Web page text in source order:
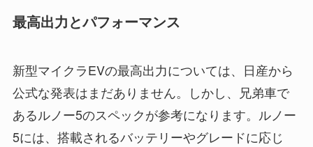
最高出力とパフォーマンス
新型マイクラEVの最高出力については、日産から
公式な発表はまだありません。しかし、兄弟車で
あるルノー5のスペックが参考になります。ルノー
5には、搭載されるバッテリーやグレードに応じ